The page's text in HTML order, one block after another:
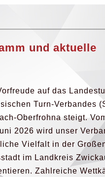
und aktuelle
auf das
Turn-Verbandes
Oberfrohna steigt.
2026 wird unser
Vielfalt in der
im Landkreis
Zahlreiche